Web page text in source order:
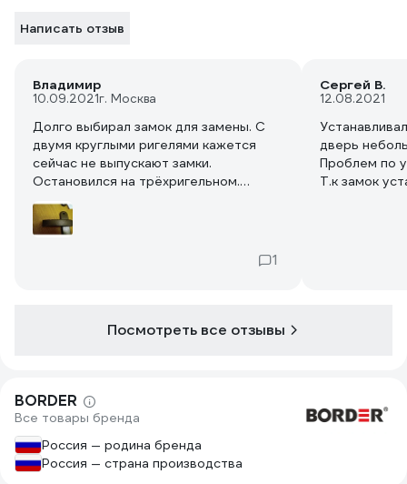
Написать отзыв
Владимир
10.09.2021г. Москва
Долго выбирал замок для замены. С
двумя круглыми ригелями кажется
сейчас не выпускают замки.
Остановился на трёхригельном.
Думал запорная планка как обычно
идёт в комплекте. Нет, не идёт. Не
знаю - старая планка подойдёт под
три ригеля и защёлку или нет. Понятно
закрывается хорошо. С шифрами
руководстве по эксплуатации есть
только (КЛП5-85). Буду надеяться что
проблем с установкой не будет. На
удивление доставка в пункт выдачи
оказалась долгая : заказал 7 сентября
1
Сергей В.
12.08.2021
дверь
Проблем по
Т.к замок
Посмотреть все отзывы
BORDER
Все товары бренда
Россия — родина бренда
Россия — страна производства